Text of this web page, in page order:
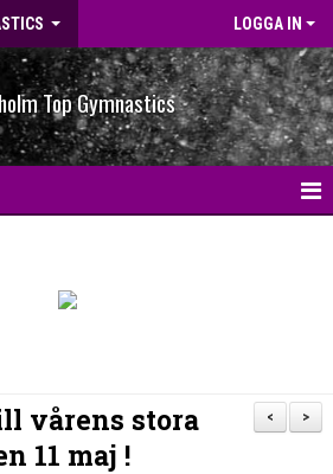
LOGGA IN
Top Gymnastics
>
<
vårens stora
11 maj !